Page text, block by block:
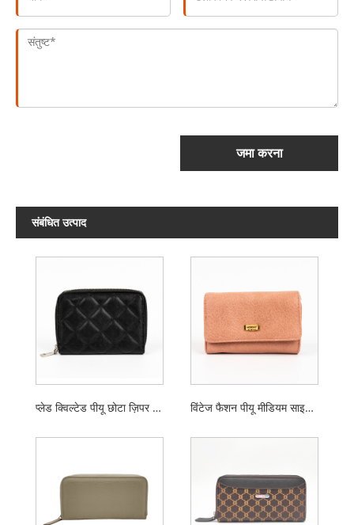
जमा करना
संबंधित उत्पाद
प्लेड क्विल्टेड पीयू छोटा ज़िपर वॉलेट विंटेज फैशन पीयू मीडियम साइज ट्राइफोल्ड लेडीज वॉलेट